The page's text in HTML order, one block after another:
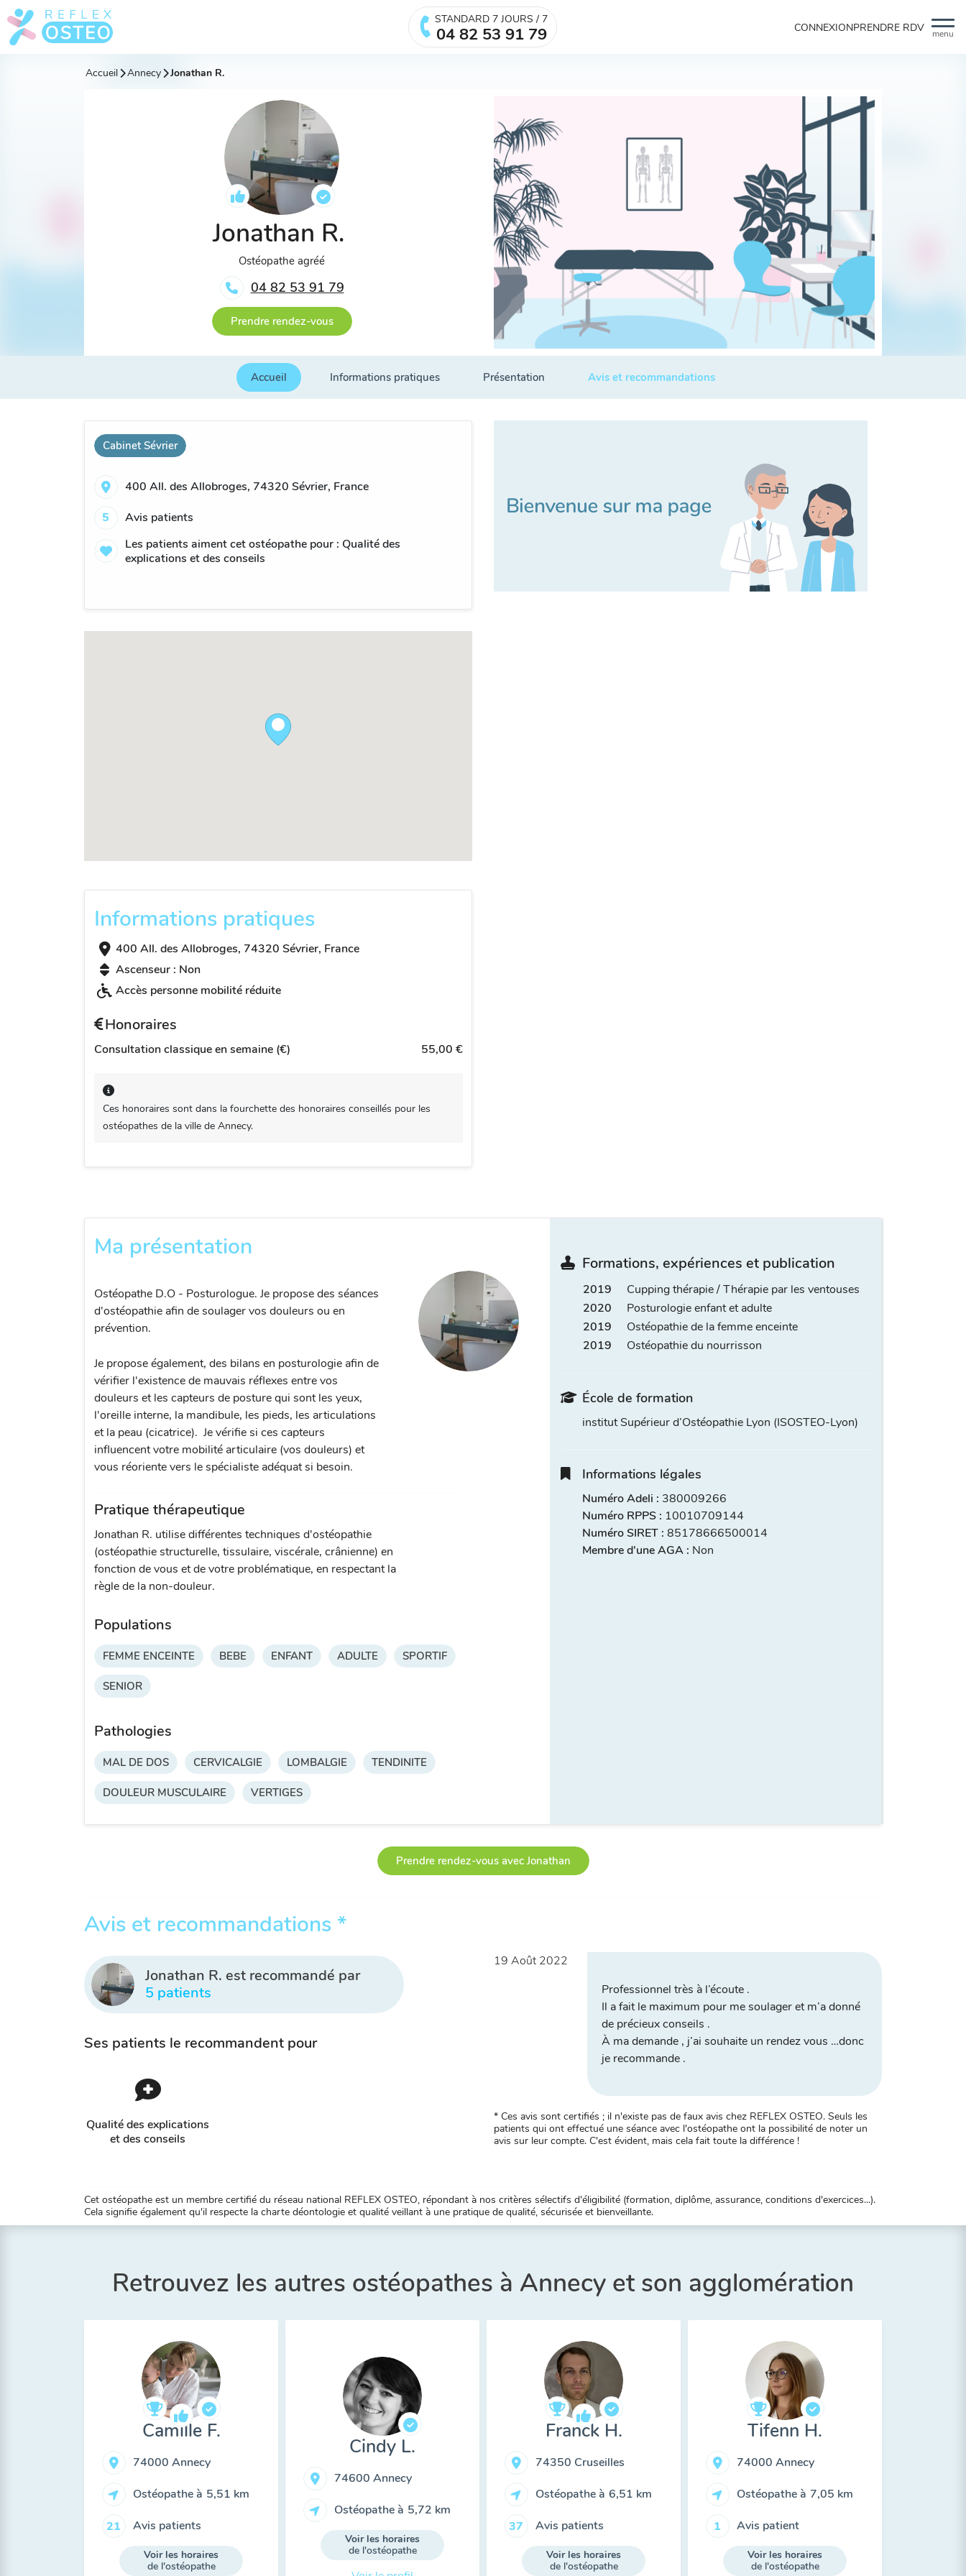
menu
STANDARD 7 JOURS / 7
04 82 53 91 79 CONNEXIONPRENDRE RDV
Accueil Annecy Jonathan R.
Jonathan R.
Ostéopathe agréé
04 82 53 91 79
Prendre rendez-vous
Accueil Informations pratiques Présentation Avis et recommandations
Cabinet Sévrier
400 All. des Allobroges, 74320 Sévrier, France
5
Avis patients
Les patients aiment cet ostéopathe pour : Qualité des
explications et des conseils
Informations pratiques
400 All. des Allobroges, 74320 Sévrier, France
Ascenseur : Non
Accès personne mobilité réduite
Honoraires
Consultation classique en semaine (€) 55,00 €
Ces honoraires sont dans la fourchette des honoraires conseillés pour les
ostéopathes de la ville de Annecy.
Ma présentation
Ostéopathe D.O - Posturologue. Je propose des séances
d'ostéopathie afin de soulager vos douleurs ou en
prévention.
Je propose également, des bilans en posturologie afin de
vérifier l'existence de mauvais réflexes entre vos
douleurs et les capteurs de posture qui sont les yeux,
l'oreille interne, la mandibule, les pieds, les articulations
et la peau (cicatrice). Je vérifie si ces capteurs
influencent votre mobilité articulaire (vos douleurs) et
vous réoriente vers le spécialiste adéquat si besoin.
Pratique thérapeutique
Jonathan R. utilise différentes techniques d'ostéopathie
(ostéopathie structurelle, tissulaire, viscérale, crânienne) en
fonction de vous et de votre problématique, en respectant la
règle de la non-douleur.
Populations
FEMME ENCEINTE BEBE ENFANT ADULTE SPORTIF
SENIOR
Pathologies
MAL DE DOS CERVICALGIE LOMBALGIE TENDINITE
DOULEUR MUSCULAIRE VERTIGES
Formations, expériences et publication
2019
Cupping thérapie / Thérapie par les ventouses
2020
Posturologie enfant et adulte
2019
Ostéopathie de la femme enceinte
2019
Ostéopathie du nourrisson
École de formation
institut Supérieur d’Ostéopathie Lyon (ISOSTEO-Lyon)
Informations légales
Numéro Adeli : 380009266
Numéro RPPS : 10010709144
Numéro SIRET : 85178666500014
Membre d'une AGA : Non
Prendre rendez-vous avec Jonathan
Avis et recommandations *
Jonathan R. est recommandé par
5 patients
Ses patients le recommandent pour
Qualité des explications
et des conseils
19 Août 2022
Professionnel très à l’écoute .
Il a fait le maximum pour me soulager et m’a donné
de précieux conseils .
À ma demande , j’ai souhaite un rendez vous …donc
je recommande .
* Ces avis sont certifiés ; il n'existe pas de faux avis chez REFLEX OSTEO. Seuls les
patients qui ont effectué une séance avec l'ostéopathe ont la possibilité de noter un
avis sur leur compte. C'est évident, mais cela fait toute la différence !
Cet ostéopathe est un membre certifié du réseau national REFLEX OSTEO, répondant à nos critères sélectifs d'éligibilité (formation, diplôme, assurance, conditions d'exercices...).
Cela signifie également qu'il respecte la charte déontologie et qualité veillant à une pratique de qualité, sécurisée et bienveillante.
Retrouvez les autres ostéopathes à Annecy et son agglomération
Camille F.
74000 Annecy
Ostéopathe à 5,51 km
21 Avis patients
Voir les horaires
de l'ostéopathe
Cindy L.
74600 Annecy
Ostéopathe à 5,72 km
Voir les horaires
de l'ostéopathe
Franck H.
74350 Cruseilles
Ostéopathe à 6,51 km
37 Avis patients
Voir les horaires
de l'ostéopathe
Tifenn H.
74000 Annecy
Ostéopathe à 7,05 km
1 Avis patient
Voir les horaires
de l'ostéopathe